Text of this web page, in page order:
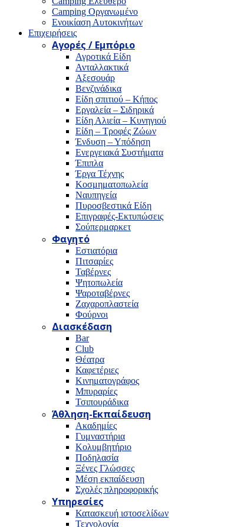
Camping Οργανωμένο
Ενοικίαση Αυτοκινήτων
Επιχειρήσεις
Αγορές / Εμπόριο
Αγροτικά Είδη
Ανταλλακτικά
Αξεσουάρ
Βενζινάδικα
Είδη σπιτιού – Κήπος
Εργαλεία – Σιδηρικά
Είδη Αλιεία – Κυνηγιού
Είδη – Τροφές Ζώων
Ένδυση – Υπόδηση
Ενεργειακά Συστήματα
Έπιπλα
Έργα Τέχνης
Κοσμηματοπωλεία
Ναυπηγεία
Πυροσβεστικά Είδη
Επιγραφές-Εκτυπώσεις
Σούπερμαρκετ
Φαγητό
Εστιατόρια
Πιτσαρίες
Ταβέρνες
Ψητοπωλεία
Ψαροταβέρνες
Ζαχαροπλαστεία
Φούρνοι
Διασκέδαση
Bar
Club
Θέατρα
Καφετέριες
Κινηματογράφος
Μπυραρίες
Τσιπουράδικα
Άθληση-Εκπαίδευση
Ακαδημίες
Γυμναστήρια
Κολυμβητήριο
Ποδηλασία
Ξένες Γλώσσες
Μέση εκπαίδευση
Σχολές πληροφορικής
Υπηρεσίες
Κατασκευή ιστοσελίδων
Τεχνολογία